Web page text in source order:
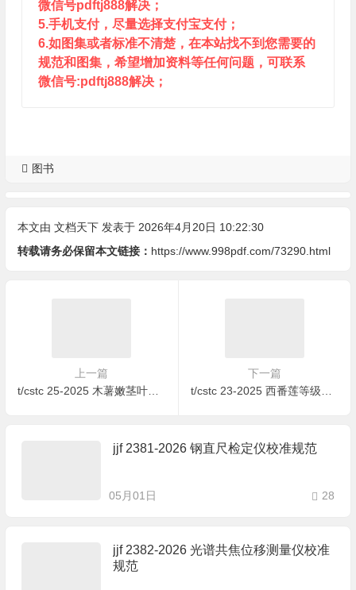
微信号pdftj888解决；
5.手机支付，尽量选择支付宝支付；
6.如图集或者标准不清楚，在本站找不到您需要的
规范和图集，希望增加资料等任何问题，可联系
微信号:pdftj888解决；
图书
本文由 文档天下发表于 2026年4月20日 10:22:30
转载请务必保留本文链接： https://www.998pdf.com/73290.html
上一篇
t/cstc 25-2025 木薯嫩茎叶青贮饲料生产技术规程
下一篇
jjf 2381-2026 钢直尺检定仪校准规范
05月01日 28
jjf 2382-2026 光谱共焦位移测量仪校准
规范